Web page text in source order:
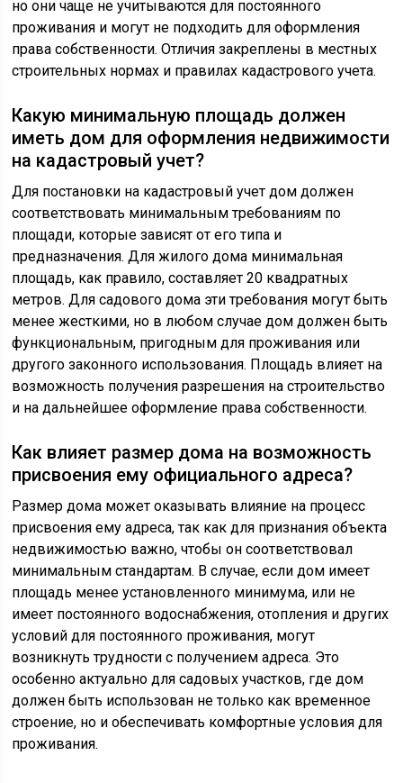
но они чаще не учитываются для постоянного
проживания и могут не подходить для оформления
права собственности. Отличия закреплены в местных
строительных нормах и правилах кадастрового учета.
Какую минимальную площадь должен
иметь дом для оформления недвижимости
на кадастровый учет?
Для постановки на кадастровый учет дом должен
соответствовать минимальным требованиям по
площади, которые зависят от его типа и
предназначения. Для жилого дома минимальная
площадь, как правило, составляет 20 квадратных
метров. Для садового дома эти требования могут быть
менее жесткими, но в любом случае дом должен быть
функциональным, пригодным для проживания или
другого законного использования. Площадь влияет на
возможность получения разрешения на строительство
и на дальнейшее оформление права собственности.
Как влияет размер дома на возможность
присвоения ему официального адреса?
Размер дома может оказывать влияние на процесс
присвоения ему адреса, так как для признания объекта
недвижимостью важно, чтобы он соответствовал
минимальным стандартам. В случае, если дом имеет
площадь менее установленного минимума, или не
имеет постоянного водоснабжения, отопления и других
условий для постоянного проживания, могут
возникнуть трудности с получением адреса. Это
особенно актуально для садовых участков, где дом
должен быть использован не только как временное
строение, но и обеспечивать комфортные условия для
проживания.